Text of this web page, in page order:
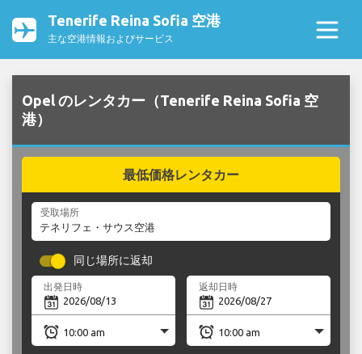
Tenerife Reina Sofia 空港
主な空港情報およびサービス
Opel のレンタカー（Tenerife Reina Sofia 空
港）
最低価格レンタカー
受取場所
同じ場所に返却
出発日時 返却日時